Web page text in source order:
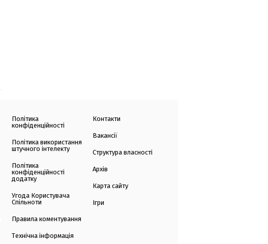
Політика
конфіденційності
Політика використання
штучного інтелекту
Політика
конфіденційності
додатку
Угода Користувача
Спільноти
Правила коментування
Технічна інформація
Контакти
Вакансії
Структура власності
Архів
Карта сайту
Ігри